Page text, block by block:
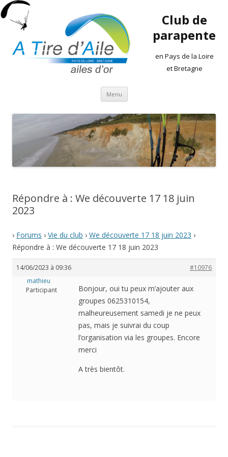
Club de
parapente
en Pays de la Loire
et Bretagne
Menu Aller
contenu
Répondre à : We découverte 17 18 juin
2023
› Forums › Vie du club › We découverte 17 18 juin 2023 ›
Répondre à : We découverte 17 18 juin 2023
14/06/2023 à 09:36
#10976
mathieu
Participant
Bonjour, oui tu peux m’ajouter aux
groupes 0625310154,
malheureusement samedi je ne peux
pas, mais je suivrai du coup
l’organisation via les groupes. Encore
merci
A très bientôt.